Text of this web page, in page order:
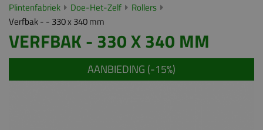
Plintenfabriek Doe-Het-Zelf
Rollers
Verfbak - - 330 x 340 mm
VERFBAK - 330 X 340 MM
AANBIEDING (-15%)